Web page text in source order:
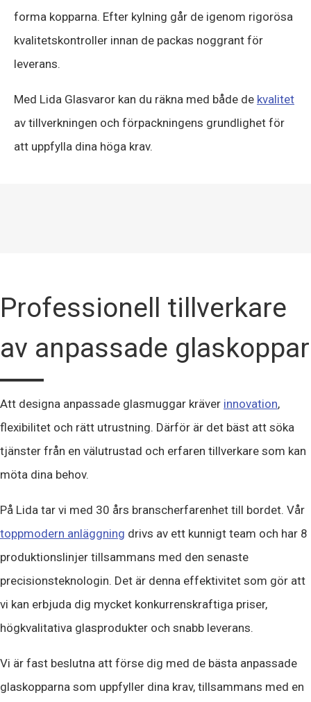
forma kopparna. Efter kylning går de igenom rigorösa
kvalitetskontroller innan de packas noggrant för
leverans.
Med Lida Glasvaror kan du räkna med både de kvalitet
av tillverkningen och förpackningens grundlighet för
att uppfylla dina höga krav.
Professionell tillverkare
av anpassade glaskoppar
Att designa anpassade glasmuggar kräver innovation,
flexibilitet och rätt utrustning. Därför är det bäst att söka
tjänster från en välutrustad och erfaren tillverkare som kan
möta dina behov.
På Lida tar vi med 30 års branscherfarenhet till bordet. Vår
toppmodern anläggning drivs av ett kunnigt team och har 8
produktionslinjer tillsammans med den senaste
precisionsteknologin. Det är denna effektivitet som gör att
vi kan erbjuda dig mycket konkurrenskraftiga priser,
högkvalitativa glasprodukter och snabb leverans.
Vi är fast beslutna att förse dig med de bästa anpassade
glaskopparna som uppfyller dina krav, tillsammans med en